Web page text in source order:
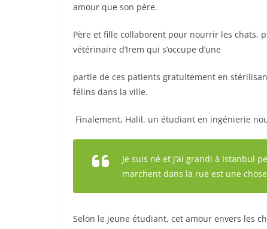
amour que son père.
Père et fille collaborent pour nourrir les chats,
vétérinaire d’Irem qui s’occupe d’une
partie de ces patients gratuitement en
félins dans la ville.
Finalement, Halil, un étudiant en ingénierie
Je suis né et j’ai grandi à Istanbul
marchent dans la rue est une
Selon le jeune étudiant, cet amour envers les